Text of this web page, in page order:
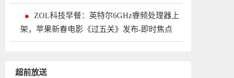
ZOL科技早餐：英特尔6GHz睿频处理器上
架，苹果新春电影《过五关》发布-即时焦点
超前放送